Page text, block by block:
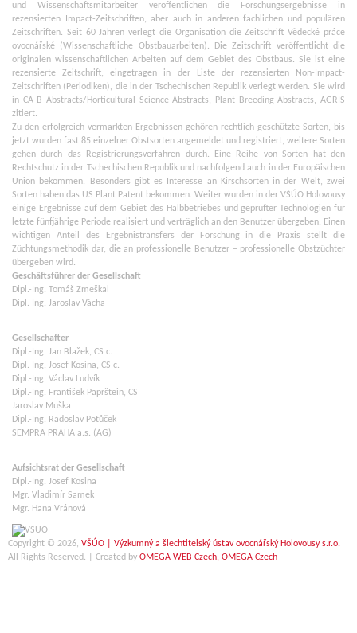
und Wissenschaftsmitarbeiter veröffentlichen die Forschungsergebnisse in
rezensierten Impact-Zeitschriften, aber auch in anderen fachlichen und populären
Zeitschriften. Seit 60 Jahren verlegt die Organisation die Zeitschrift Vědecké práce
ovocnářské (Wissenschaftliche Obstbauarbeiten). Die Zeitschrift veröffentlicht die
originalen wissenschaftlichen Arbeiten auf dem Gebiet des Obstbaus. Sie ist eine
rezensierte Zeitschrift, eingetragen in der Liste der rezensierten Non-Impact-
Zeitschriften (Periodiken), die in der Tschechischen Republik verlegt werden. Sie wird
in CA B Abstracts/Horticultural Science Abstracts, Plant Breeding Abstracts, AGRIS
zitiert.
Zu den erfolgreich vermarkten Ergebnissen gehören rechtlich geschützte Sorten, bis
jetzt wurden fast 85 einzelner Obstsorten angemeldet und registriert, weitere Sorten
gehen durch das Registrierungsverfahren durch. Eine Reihe von Sorten hat den
Rechtschutz in der Tschechischen Republik und nachfolgend auch in der Europäischen
Union bekommen. Besonders gibt es Interesse an Kirschsorten in der Welt, zwei
Sorten haben das US Plant Patent bekommen. Weiter wurden in der VŠÚO Holovousy
einige Ergebnisse auf dem Gebiet des Halbbetriebes und geprüfter Technologien für
letzte fünfjährige Periode realisiert und verträglich an den Benutzer übergeben. Einen
wichtigen Anteil des Ergebnistransfers der Forschung in die Praxis stellt die
Züchtungsmethodik dar, die an professionelle Benutzer – professionelle Obstzüchter
übergeben wird.
Geschäftsführer der Gesellschaft
Dipl.-Ing. Tomáš Zmeškal
Dipl.-Ing. Jaroslav Vácha
Gesellschafter
Dipl.-Ing. Jan Blažek, CS c.
Dipl.-Ing. Josef Kosina, CS c.
Dipl.-Ing. Václav Ludvík
Dipl.-Ing. František Paprštein, CS
Jaroslav Muška
Dipl.-Ing. Radoslav Potůček
SEMPRA PRAHA a.s. (AG)
Aufsichtsrat der Gesellschaft
Dipl.-Ing. Josef Kosina
Mgr. Vladimír Samek
Mgr. Hana Vránová
Copyright © 2026, VŠÚO | Výzkumný a šlechtitelský ústav ovocnářský Holovousy s.r.o.
All Rights Reserved. | Created by OMEGA WEB Czech, OMEGA Czech